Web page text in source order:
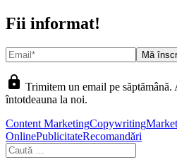
Fii informat!
lock Trimitem un email pe săptămână.
întotdeauna la noi.
Content MarketingCopywriting
OnlinePublicitateRecomandări